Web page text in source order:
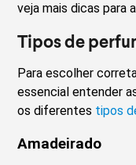
veja mais dicas para
Tipos de
Para escolher
essencial entender
os diferentes tipos
Amadeirado